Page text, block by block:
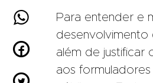


Para entender e
além de justificar
aos